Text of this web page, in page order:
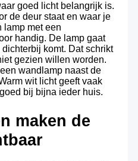
goed licht belangrijk is.
de deur staat en waar je
lamp met een
handig. De lamp gaat
komt. Dat schrikt
gezien willen worden.
wandlamp naast de
wit licht geeft vaak
bij bijna ieder huis.
maken de